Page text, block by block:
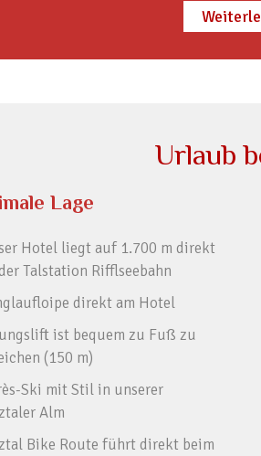
Urlaub
Lage
Hotel liegt auf 1.700 m direkt
Talstation Rifflseebahn
direkt am Hotel
ist bequem zu Fuß zu
(150 m)
Ski mit Stil in unserer
Alm
Bike Route führt direkt beim